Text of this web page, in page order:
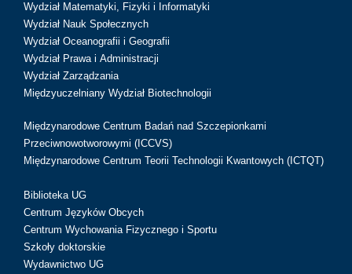
Wydział Matematyki, Fizyki i Informatyki
Wydział Nauk Społecznych
Wydział Oceanografii i Geografii
Wydział Prawa i Administracji
Wydział Zarządzania
Międzyuczelniany Wydział Biotechnologii
Międzynarodowe Centrum Badań nad Szczepionkami
Przeciwnowotworowymi (ICCVS)
Międzynarodowe Centrum Teorii Technologii Kwantowych (ICTQT)
Biblioteka UG
Centrum Języków Obcych
Centrum Wychowania Fizycznego i Sportu
Szkoły doktorskie
Wydawnictwo UG